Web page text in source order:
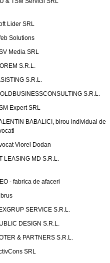
Lider SRL
Solutions
Media SRL
S.R.L.
S.R.L.
S.R.L.
Expert SRL
BABALICI, birou individual de
Viorel Dodan
LEASING MD S.R.L.
- fabrica de afaceri
SERVICE S.R.L.
DESIGN S.R.L.
& PARTNERS S.R.L.
SRL